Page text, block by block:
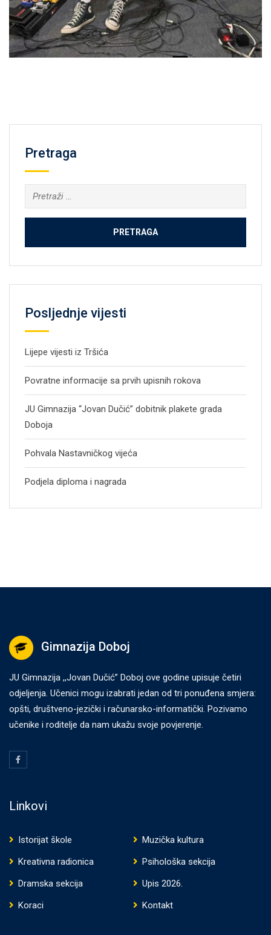
Pretraga
Pretraga:
Posljednje vijesti
Lijepe vijesti iz Tršića
Povratne informacije sa prvih upisnih rokova
JU Gimnazija “Jovan Dučić” dobitnik plakete grada
Doboja
Pohvala Nastavničkog vijeća
Podjela diploma i nagrada
Gimnazija Doboj
JU Gimnazija ,,Jovan Dučić” Doboj ove godine upisuje četiri
odjeljenja. Učenici mogu izabrati jedan od tri ponuđena smjera:
opšti, društveno-jezički i računarsko-informatički. Pozivamo
učenike i roditelje da nam ukažu svoje povjerenje.
Linkovi
Istorijat škole
Muzička kultura
Kreativna radionica
Psihološka sekcija
Dramska sekcija
Upis 2026.
Koraci
Kontakt